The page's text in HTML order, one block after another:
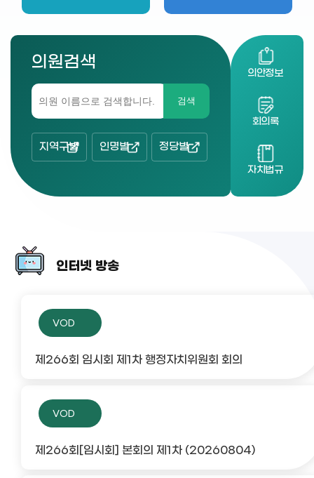
의원검색
검색
지역구별 인명별 정당별
의안정보
회의록
자치법규
인터넷 방송
VOD
제266회 임시회 제1차 행정자치위원회 회의
VOD
제266회[임시회] 본회의 제1차 (20260804)